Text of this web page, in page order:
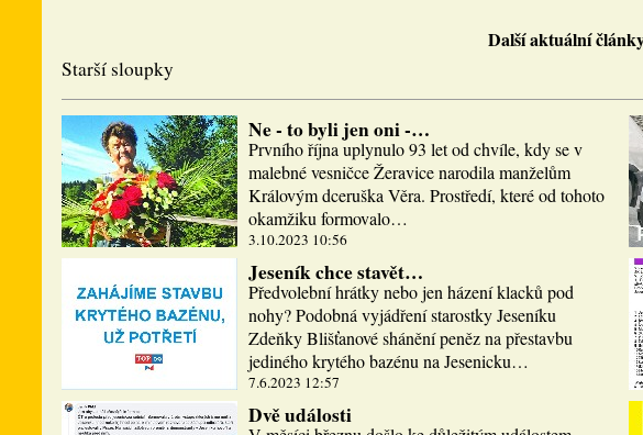
Další aktuální
Starší sloupky
Ne - to byli jen oni -…
Prvního října uplynulo 93 let od chvíle, kdy se v
malebné vesničce Žeravice narodila manželům
Královým dceruška Věra. Prostředí, které od tohoto
okamžiku formovalo…
3.10.2023 10:56
Jeseník chce stavět…
Předvolební hrátky nebo jen házení klacků pod
nohy? Podobná vyjádření starostky Jeseníku
Zdeňky Blišťanové shánění peněz na přestavbu
jediného krytého bazénu na Jesenicku…
7.6.2023 12:57
Dvě události